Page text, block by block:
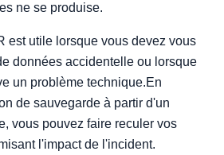
ne se produise.
est utile lorsque vous devez vous
données accidentelle ou lorsque
un problème technique.En
de sauvegarde à partir d'un
vous pouvez faire reculer vos
l'impact de l'incident.